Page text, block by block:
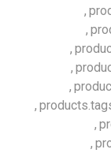
,
,
,
,
,
,
,
,